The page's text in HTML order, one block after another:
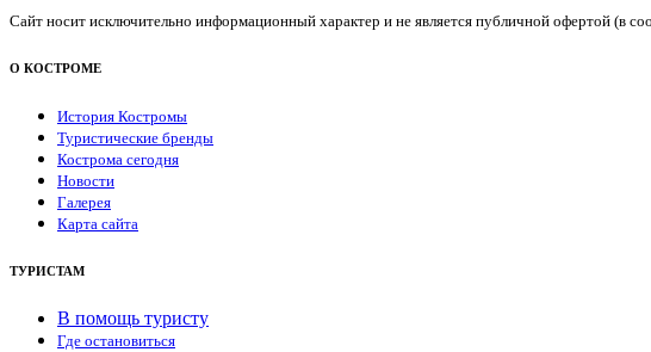
Сайт носит исключительно информационный характер и не является публичной офертой (в
О КОСТРОМЕ
История Костромы
Туристические бренды
Кострома сегодня
Новости
Галерея
Карта сайта
ТУРИСТАМ
В помощь туристу
Где остановиться